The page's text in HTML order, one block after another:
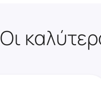
Οι